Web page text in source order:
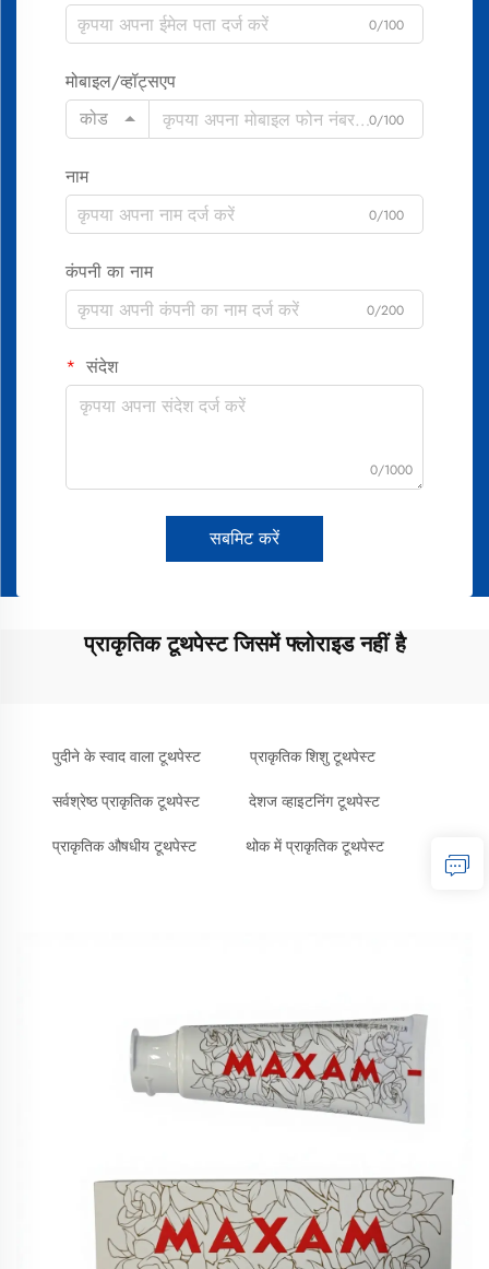
0/100
मोबाइल/व्हॉट्सएप
कोड
0/100
नाम
0/100
कंपनी का नाम
0/200
संदेश
0/1000
सबमिट करें
प्राकृतिक टूथपेस्ट जिसमें फ्लोराइड नहीं है
पुदीने के स्वाद वाला टूथपेस्ट प्राकृतिक शिशु टूथपेस्ट
सर्वश्रेष्ठ प्राकृतिक टूथपेस्ट देशज व्हाइटनिंग टूथपेस्ट
प्राकृतिक औषधीय टूथपेस्ट थोक में प्राकृतिक टूथपेस्ट